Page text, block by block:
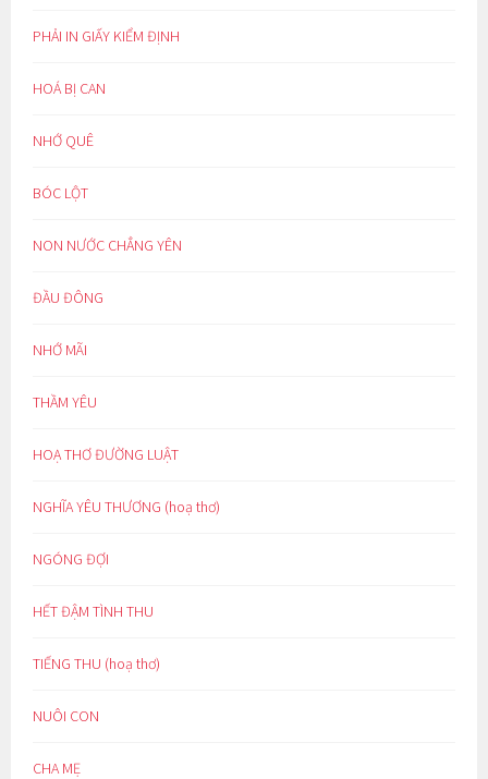
PHẢI IN GIẤY KIỂM ĐỊNH
HOÁ BỊ CAN
NHỚ QUÊ
BÓC LỘT
NON NƯỚC CHẲNG YÊN
ĐẦU ĐÔNG
NHỚ MÃI
THẦM YÊU
HOẠ THƠ ĐƯỜNG LUẬT
NGHĨA YÊU THƯƠNG (hoạ thơ)
NGÓNG ĐỢI
HẾT ĐẬM TÌNH THU
TIẾNG THU (hoạ thơ)
NUÔI CON
CHA MẸ